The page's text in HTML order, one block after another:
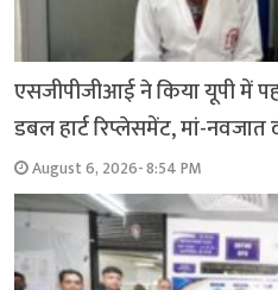
एसजीपीजीआई ने किया यूपी में
डबल हार्ट रिप्लेसमेंट, मां-नवजात
August 6, 2026- 8:54 PM